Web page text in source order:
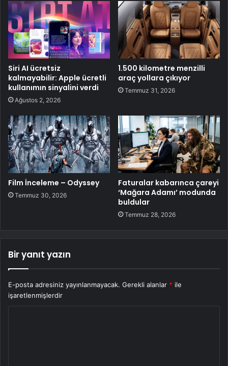
Siri AI ücretsiz
kalmayabilir: Apple ücretli
kullanımın sinyalini verdi
Ağustos 2, 2026
1.500 kilometre menzilli
araç yollara çıkıyor
Temmuz 31, 2026
Film İnceleme – Odyssey
Temmuz 30, 2026
Faturalar kabarınca çareyi
‘Mağara Adamı’ modunda
buldular
Temmuz 28, 2026
Bir yanıt yazın
E-posta adresiniz yayınlanmayacak. Gerekli alanlar * ile
işaretlenmişlerdir